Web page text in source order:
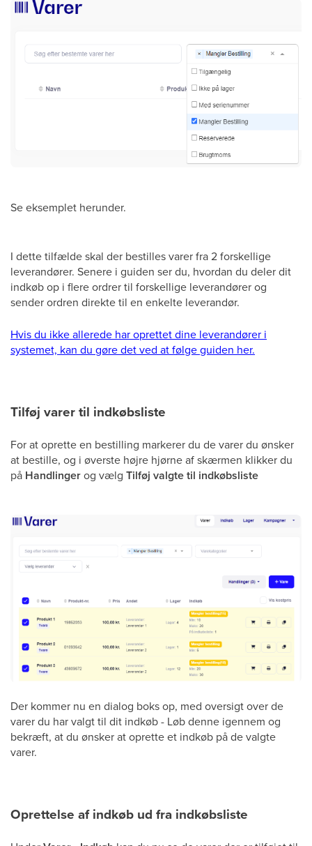
Se eksemplet herunder.
I dette tilfælde skal der bestilles varer fra 2 forskellige
leverandører. Senere i guiden ser du, hvordan du deler dit
indkøb op i flere ordrer til forskellige leverandører og
sender ordren direkte til en enkelte leverandør.
Hvis du ikke allerede har oprettet dine leverandører i
systemet, kan du gøre det ved at følge guiden her.
Tilføj varer til indkøbsliste
For at oprette en bestilling markerer du de varer du ønsker
at bestille, og i øverste højre hjørne af skærmen klikker du
på Handlingerog vælg Tilføj valgte til indkøbsliste
Der kommer nu en dialog boks op, med oversigt over de
varer du har valgt til dit indkøb - Løb denne igennem og
bekræft, at du ønsker at oprette et indkøb på de valgte
varer.
Oprettelse af indkøb ud fra indkøbsliste